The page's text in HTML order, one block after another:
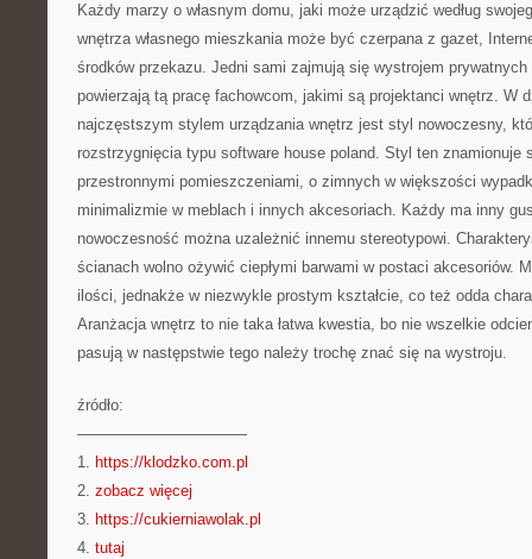
Każdy marzy o własnym domu, jaki może urządzić według
wnętrza własnego mieszkania może być czerpana z gazet,
środków przekazu. Jedni sami zajmują się wystrojem
powierzają tą pracę fachowcom, jakimi są projektanci wnętrz. W
najczęstszym stylem urządzania wnętrz jest styl nowoczesny,
rozstrzygnięcia typu software house poland. Styl ten znamionuje
przestronnymi pomieszczeniami, o zimnych w większości
minimalizmie w meblach i innych akcesoriach. Każdy ma inny
nowoczesność można uzależnić innemu stereotypowi.
ścianach wolno ożywić ciepłymi barwami w postaci akcesoriów.
ilości, jednakże w niezwykle prostym kształcie, co też odda
Aranżacja wnętrz to nie taka łatwa kwestia, bo nie wszelkie
pasują w następstwie tego należy trochę znać się na wystroju.
źródło:
———————————
1. https://klodzko.com.pl
2. zobacz więcej
3. https://cukierniawolak.pl
4. tutaj